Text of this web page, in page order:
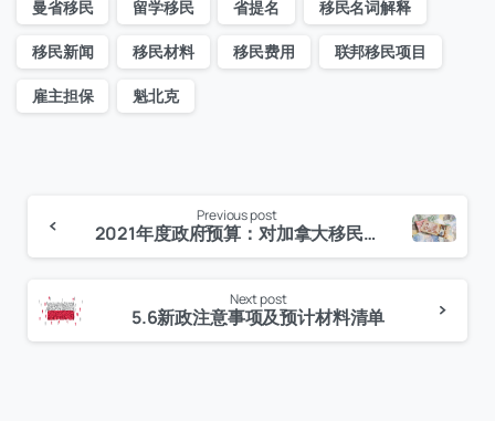
曼省移民 留学移民 省提名 移民名词解释
移民新闻 移民材料 移民费用 联邦移民项目
雇主担保 魁北克
Continue
Reading
Previous post
2021年度政府预算：对加拿大移民意味着什么？
Next post
5.6新政注意事项及预计材料清单